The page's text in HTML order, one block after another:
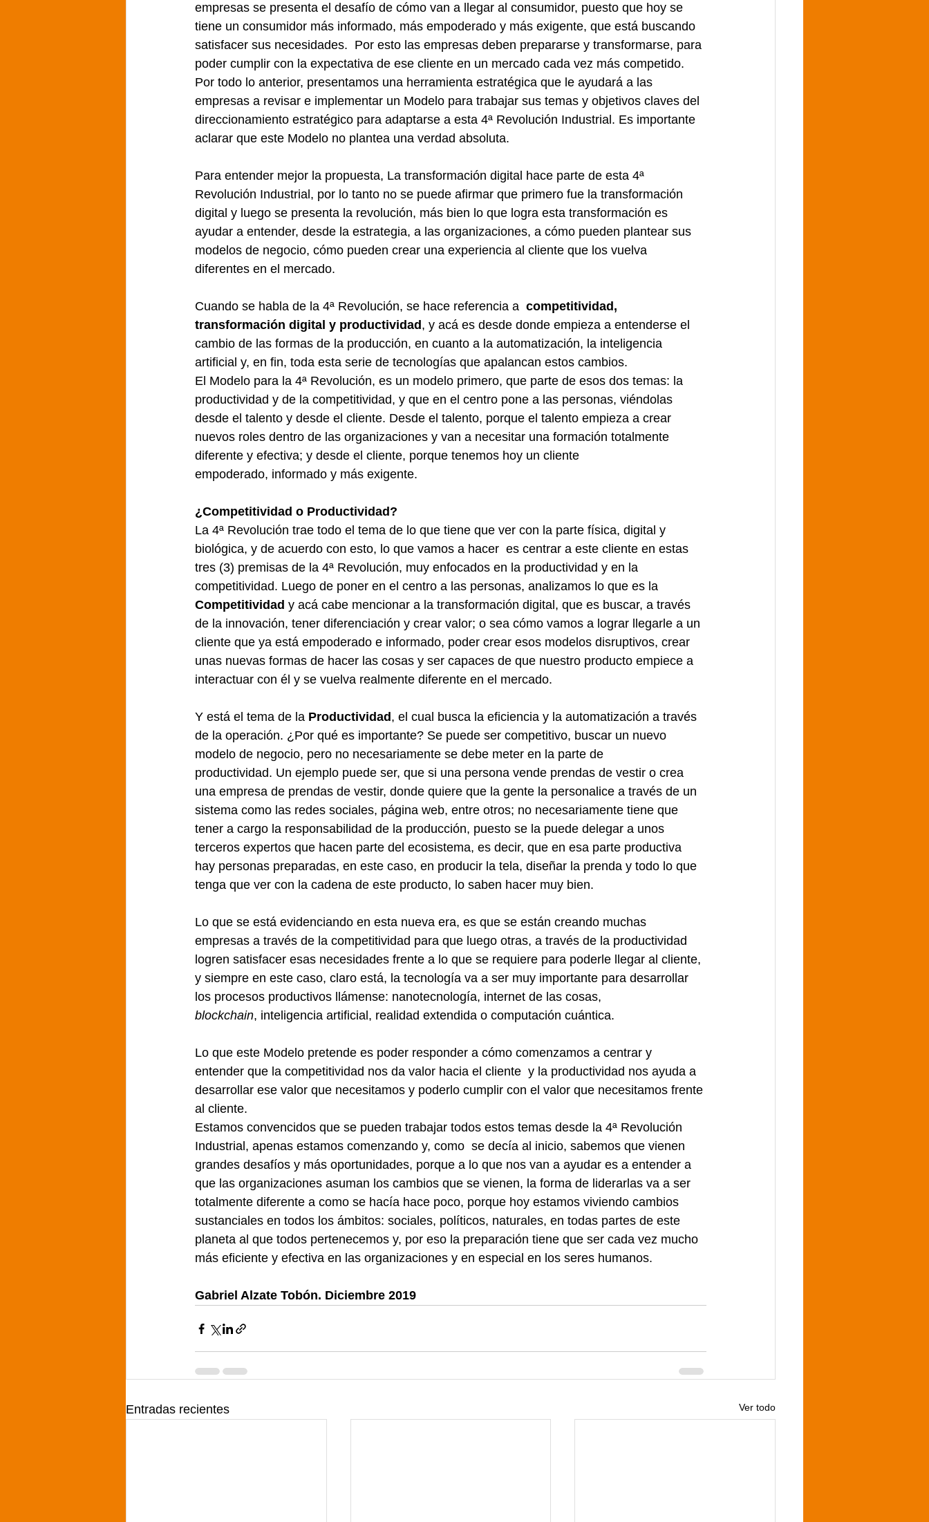
empresas se presenta el desafío de cómo van a llegar al consumidor, puesto que hoy se
tiene un consumidor más informado, más empoderado y más exigente, que está buscando
satisfacer sus necesidades.  Por esto las empresas deben prepararse y transformarse, para
poder cumplir con la expectativa de ese cliente en un mercado cada vez más competido.
Por todo lo anterior, presentamos una herramienta estratégica que le ayudará a las
empresas a revisar e implementar un Modelo para trabajar sus temas y objetivos claves del
direccionamiento estratégico para adaptarse a esta 4ª Revolución Industrial. Es importante
aclarar que este Modelo no plantea una verdad absoluta.
Para entender mejor la propuesta, La transformación digital hace parte de esta 4ª
Revolución Industrial, por lo tanto no se puede afirmar que primero fue la transformación
digital y luego se presenta la revolución, más bien lo que logra esta transformación es
ayudar a entender, desde la estrategia, a las organizaciones, a cómo pueden plantear sus
modelos de negocio, cómo pueden crear una experiencia al cliente que los vuelva
diferentes en el mercado.
Cuando se habla de la 4ª Revolución, se hace referencia a competitividad,
transformación digital y productividad , y acá es desde donde empieza a entenderse el
cambio de las formas de la producción, en cuanto a la automatización, la inteligencia
artificial y, en fin, toda esta serie de tecnologías que apalancan estos cambios.
El Modelo para la 4ª Revolución, es un modelo primero, que parte de esos dos temas: la
productividad y de la competitividad, y que en el centro pone a las personas, viéndolas
desde el talento y desde el cliente. Desde el talento, porque el talento empieza a crear
nuevos roles dentro de las organizaciones y van a necesitar una formación totalmente
diferente y efectiva; y desde el cliente, porque tenemos hoy un cliente
empoderado, informado y más exigente.
¿Competitividad o Productividad?
La 4ª Revolución trae todo el tema de lo que tiene que ver con la parte física, digital y
biológica, y de acuerdo con esto, lo que vamos a hacer  es centrar a este cliente en estas
tres (3) premisas de la 4ª Revolución, muy enfocados en la productividad y en la
competitividad. Luego de poner en el centro a las personas, analizamos lo que es la
Competitividad y acá cabe mencionar a la transformación digital, que es buscar, a través
de la innovación, tener diferenciación y crear valor; o sea cómo vamos a lograr llegarle a un
cliente que ya está empoderado e informado, poder crear esos modelos disruptivos, crear
unas nuevas formas de hacer las cosas y ser capaces de que nuestro producto empiece a
interactuar con él y se vuelva realmente diferente en el mercado.
Y está el tema de la Productividad , el cual busca la eficiencia y la automatización a través
de la operación. ¿Por qué es importante? Se puede ser competitivo, buscar un nuevo
modelo de negocio, pero no necesariamente se debe meter en la parte de
productividad. Un ejemplo puede ser, que si una persona vende prendas de vestir o crea
una empresa de prendas de vestir, donde quiere que la gente la personalice a través de un
sistema como las redes sociales, página web, entre otros; no necesariamente tiene que
tener a cargo la responsabilidad de la producción, puesto se la puede delegar a unos
terceros expertos que hacen parte del ecosistema, es decir, que en esa parte productiva
hay personas preparadas, en este caso, en producir la tela, diseñar la prenda y todo lo que
tenga que ver con la cadena de este producto, lo saben hacer muy bien.
Lo que se está evidenciando en esta nueva era, es que se están creando muchas
empresas a través de la competitividad para que luego otras, a través de la productividad
logren satisfacer esas necesidades frente a lo que se requiere para poderle llegar al cliente,
y siempre en este caso, claro está, la tecnología va a ser muy importante para desarrollar
los procesos productivos llámense: nanotecnología, internet de las cosas,
blockchain, inteligencia artificial, realidad extendida o computación cuántica.
Lo que este Modelo pretende es poder responder a cómo comenzamos a centrar y
entender que la competitividad nos da valor hacia el cliente  y la productividad nos ayuda a
desarrollar ese valor que necesitamos y poderlo cumplir con el valor que necesitamos frente
al cliente.
Estamos convencidos que se pueden trabajar todos estos temas desde la 4ª Revolución
Industrial, apenas estamos comenzando y, como  se decía al inicio, sabemos que vienen
grandes desafíos y más oportunidades, porque a lo que nos van a ayudar es a entender a
que las organizaciones asuman los cambios que se vienen, la forma de liderarlas va a ser
totalmente diferente a como se hacía hace poco, porque hoy estamos viviendo cambios
sustanciales en todos los ámbitos: sociales, políticos, naturales, en todas partes de este
planeta al que todos pertenecemos y, por eso la preparación tiene que ser cada vez mucho
más eficiente y efectiva en las organizaciones y en especial en los seres humanos.
Gabriel Alzate Tobón. Diciembre 2019
Entradas recientes Ver todo